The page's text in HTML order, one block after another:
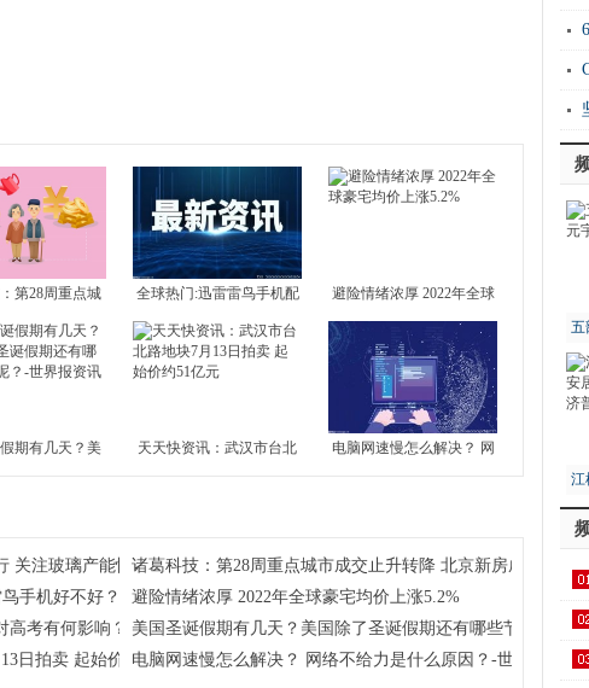
第28周重点城
转降 北京新房
余14城全部下
全球热门:迅雷雷鸟手机配
置介绍 雷鸟手机好不好？
避险情绪浓厚 2022年全球
豪宅均价上涨5.2%
期有几天？美
天天快资讯：武汉市台北
电脑网速慢怎么解决？ 网
关注玻璃产能恢复及房地产竣工情况
诸葛科技：第28周重点城市成交止升转降 北京新房成交独升
手机好不好？
避险情绪浓厚 2022年全球豪宅均价上涨5.2%
高考有何影响？学考对高考到底有没有影响？
美国圣诞假期有几天？美国除了圣诞假期还有哪些节假日呢
日拍卖 起始价约51亿元电脑网速慢怎么解决？ 网络不给力是什么原因？-世界今日报
衡
五
江
居
用